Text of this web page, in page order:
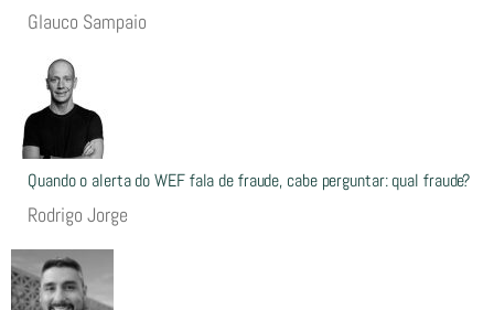
Glauco Sampaio
Quando o alerta do WEF fala de fraude, cabe perguntar: qual fraude?
Rodrigo Jorge